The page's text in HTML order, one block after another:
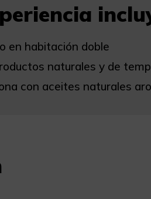
en habitación doble
naturales y de
con aceites naturales